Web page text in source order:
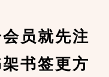
员就先注
书签更方